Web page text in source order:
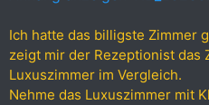
Ich hatte das billigste Zimmer
zeigt mir der Rezeptionist das
Luxuszimmer im Vergleich.
Nehme das Luxuszimmer mit